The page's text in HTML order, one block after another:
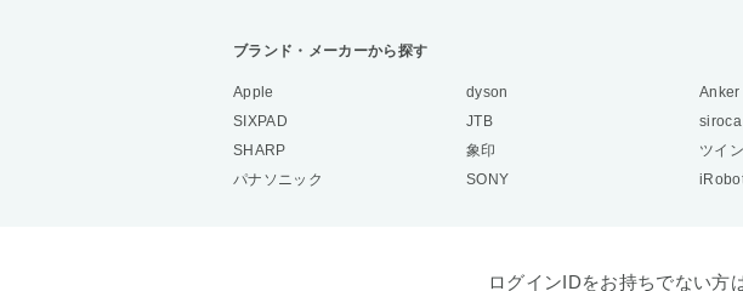
ブランド・メーカーから探す
Apple dyson Anker
SIXPAD
JTB siroca
SHARP
象印 ツイ
パナソニック
SONY
ログインIDをお持ちでない方